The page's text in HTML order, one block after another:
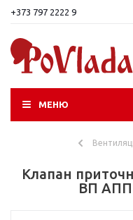
+373 797 2222 9
МЕНЮ
Клапан
ВП АПП